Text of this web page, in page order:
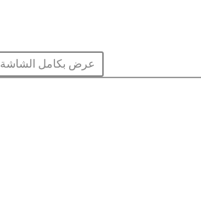
عرض بكامل الشاشة